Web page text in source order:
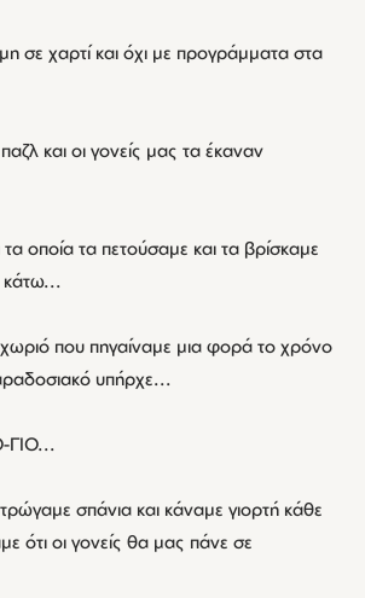
σε χαρτί και όχι με προγράμματα στα
και οι γονείς μας τα έκαναν
οποία τα πετούσαμε και τα βρίσκαμε
κάτω...
που πηγαίναμε μια φορά το χρόνο
υπήρχε...
ΓΙΟ...
σπάνια και κάναμε γιορτή κάθε
ότι οι γονείς θα μας πάνε σε